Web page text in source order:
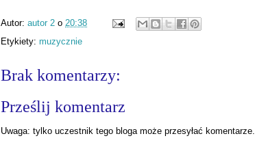
Autor: autor 2 o 20:38
Etykiety: muzycznie
Brak komentarzy:
Prześlij komentarz
Uwaga: tylko uczestnik tego bloga może przesyłać komentarze.